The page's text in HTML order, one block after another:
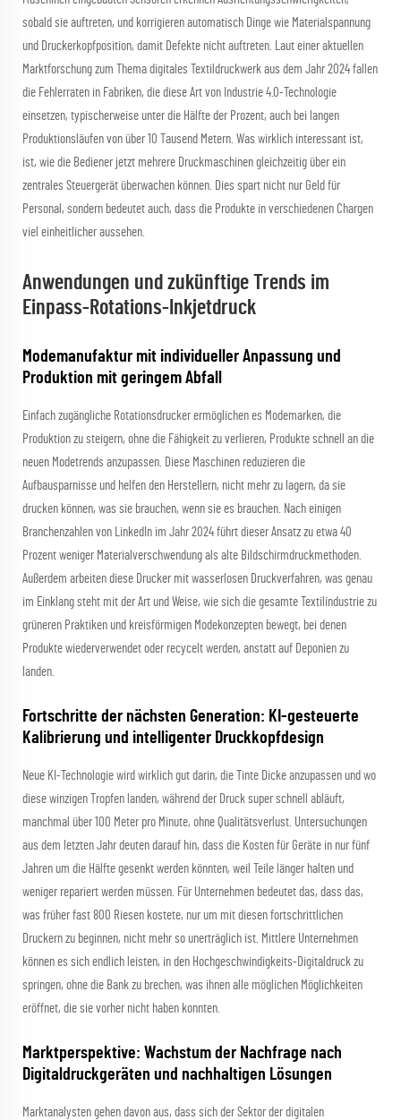
sobald sie auftreten, und korrigieren automatisch Dinge wie Materialspannung
und Druckerkopfposition, damit Defekte nicht auftreten. Laut einer aktuellen
Marktforschung zum Thema digitales Textildruckwerk aus dem Jahr 2024 fallen
die Fehlerraten in Fabriken, die diese Art von Industrie 4.0-Technologie
einsetzen, typischerweise unter die Hälfte der Prozent, auch bei langen
Produktionsläufen von über 10 Tausend Metern. Was wirklich interessant ist,
ist, wie die Bediener jetzt mehrere Druckmaschinen gleichzeitig über ein
zentrales Steuergerät überwachen können. Dies spart nicht nur Geld für
Personal, sondern bedeutet auch, dass die Produkte in verschiedenen Chargen
viel einheitlicher aussehen.
Anwendungen und zukünftige Trends im
Einpass-Rotations-Inkjetdruck
Modemanufaktur mit individueller Anpassung und
Produktion mit geringem Abfall
Einfach zugängliche Rotationsdrucker ermöglichen es Modemarken, die
Produktion zu steigern, ohne die Fähigkeit zu verlieren, Produkte schnell an die
neuen Modetrends anzupassen. Diese Maschinen reduzieren die
Aufbausparnisse und helfen den Herstellern, nicht mehr zu lagern, da sie
drucken können, was sie brauchen, wenn sie es brauchen. Nach einigen
Branchenzahlen von LinkedIn im Jahr 2024 führt dieser Ansatz zu etwa 40
Prozent weniger Materialverschwendung als alte Bildschirmdruckmethoden.
Außerdem arbeiten diese Drucker mit wasserlosen Druckverfahren, was genau
im Einklang steht mit der Art und Weise, wie sich die gesamte Textilindustrie zu
grüneren Praktiken und kreisförmigen Modekonzepten bewegt, bei denen
Produkte wiederverwendet oder recycelt werden, anstatt auf Deponien zu
landen.
Fortschritte der nächsten Generation: KI-gesteuerte
Kalibrierung und intelligenter Druckkopfdesign
Neue KI-Technologie wird wirklich gut darin, die Tinte Dicke anzupassen und wo
diese winzigen Tropfen landen, während der Druck super schnell abläuft,
manchmal über 100 Meter pro Minute, ohne Qualitätsverlust. Untersuchungen
aus dem letzten Jahr deuten darauf hin, dass die Kosten für Geräte in nur fünf
Jahren um die Hälfte gesenkt werden könnten, weil Teile länger halten und
weniger repariert werden müssen. Für Unternehmen bedeutet das, dass das,
was früher fast 800 Riesen kostete, nur um mit diesen fortschrittlichen
Druckern zu beginnen, nicht mehr so unerträglich ist. Mittlere Unternehmen
können es sich endlich leisten, in den Hochgeschwindigkeits-Digitaldruck zu
springen, ohne die Bank zu brechen, was ihnen alle möglichen Möglichkeiten
eröffnet, die sie vorher nicht haben konnten.
Marktperspektive: Wachstum der Nachfrage nach
Digitaldruckgeräten und nachhaltigen Lösungen
Marktanalysten gehen davon aus, dass sich der Sektor der digitalen